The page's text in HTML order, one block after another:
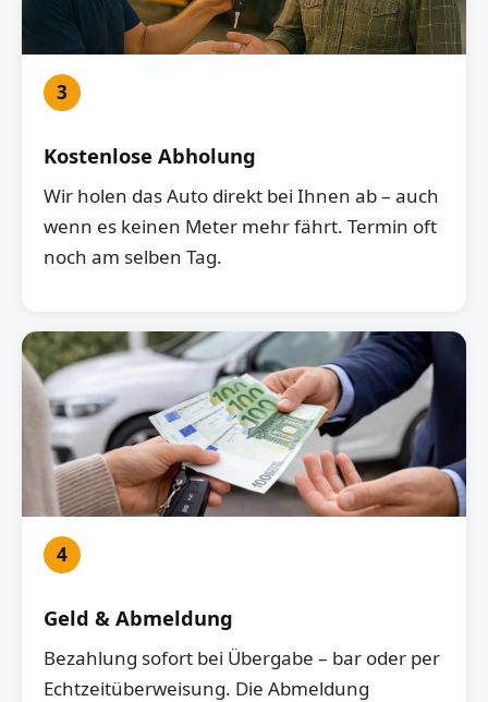
3
Kostenlose Abholung
Wir holen das Auto direkt bei Ihnen ab – auch
wenn es keinen Meter mehr fährt. Termin oft
noch am selben Tag.
4
Geld & Abmeldung
Bezahlung sofort bei Übergabe – bar oder per
Echtzeitüberweisung. Die Abmeldung